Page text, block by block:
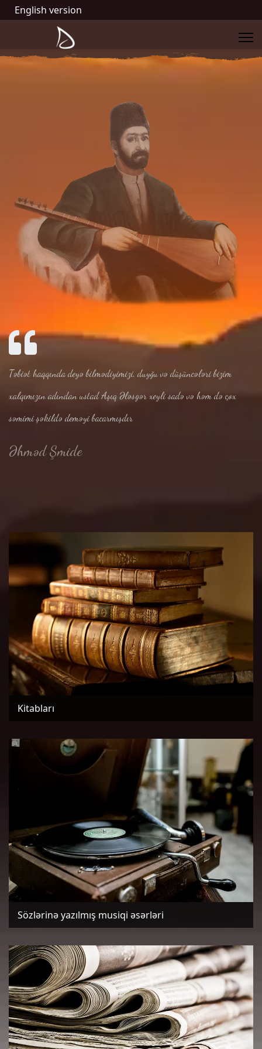
English version
Təbiət haqqında deyə bilmədiyimizi, duyğu və düşüncələri bizim
xalqımızın adından ustad Aşıq Ələsgər xeyli sadə və həm də çox
səmimi şəkildə deməyi bacarmışdır
Əhməd Şmide
Kitabları
Sözlərinə yazılmış musiqi əsərləri